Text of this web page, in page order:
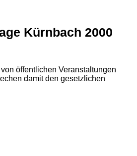
Kürnbach 2000
öffentlichen Veranstaltungen
damit den gesetzlichen